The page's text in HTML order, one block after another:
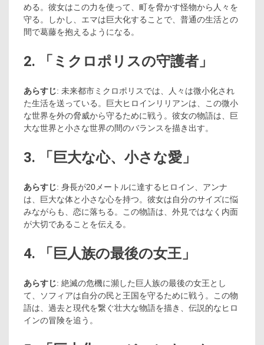
める。彼女はこの力を使って、町を脅かす怪物から人々を
守る。しかし、エマは巨大化することで、普通の生活との
間で葛藤を抱えるようになる。
2. 「ミクロポリスの守護者」
あらすじ: 未来都市ミクロポリスでは、人々は微小化され
た生活を送っている。巨大ヒロインリリアンは、この微小
な世界を外の脅威から守るために戦う。彼女の物語は、巨
大な世界と小さな世界の間のバランスを描き出す。
3. 「巨大な心、小さな愛」
あらすじ: 身長が20メートルに達するヒロイン、アンナ
は、巨大な体と小さな心を持つ。彼女は自分のサイズに悩
みながらも、恋に落ちる。この物語は、外見ではなく内面
が大切であることを伝える。
4. 「巨人族の最後の女王」
あらすじ: 絶滅の危機に瀕した巨人族の最後の女王とし
て、ソフィアは自分の民と王国を守るために戦う。この物
語は、過去と現代を繋ぐ壮大な物語を描き、伝説的なヒロ
インの冒険を追う。